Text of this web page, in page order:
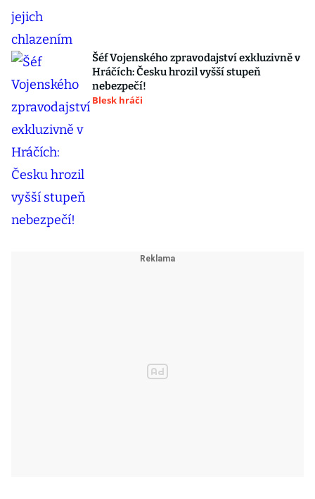
Šéf Vojenského zpravodajství exkluzivně v
Hráčích: Česku hrozil vyšší stupeň
nebezpečí!
Blesk hráči